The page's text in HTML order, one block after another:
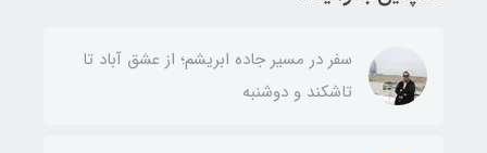
سفر در مسیر جاده ابریشم؛ از عشق آباد تا
تاشکند و دوشنبه